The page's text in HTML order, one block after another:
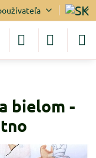
bielom -